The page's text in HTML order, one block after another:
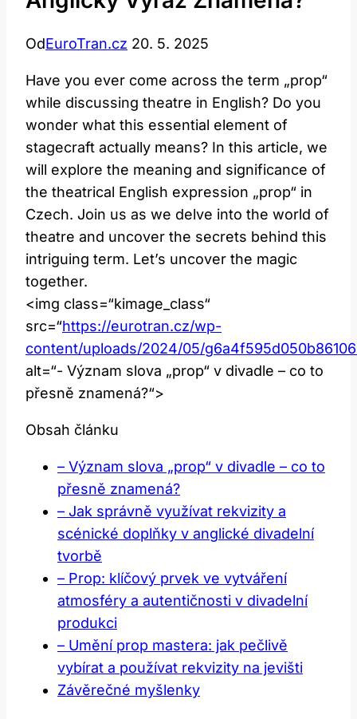
OdEuroTran.cz 20. 5. 2025
Have you ever come across the term „prop“
while discussing theatre in English? Do you
wonder what this essential element of
stagecraft actually means? In this article, we
will explore the meaning and significance of
the theatrical English expression „prop“ in
Czech. Join us as we delve into the world of
theatre and uncover the secrets behind this
intriguing term. Let’s uncover the magic
together.
<img class=“kimage_class“
src=“https://eurotran.cz/wp-
content/uploads/2024/05/
alt=“- Význam slova „prop“ v divadle – co to
přesně znamená?“>
Obsah článku
– Význam slova „prop“ v divadle – co to
přesně znamená?
– Jak správně využívat rekvizity a
scénické doplňky v anglické divadelní
tvorbě
– Prop: klíčový prvek ve vytváření
atmosféry a autentičnosti v divadelní
produkci
– Umění prop mastera: jak pečlivě
vybírat a používat rekvizity na jevišti
Závěrečné myšlenky